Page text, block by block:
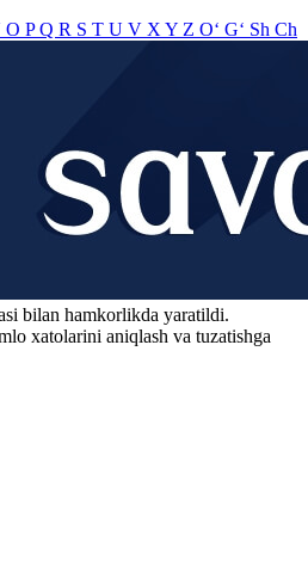
O PQ R S T U V X Y Z O‘ G‘ Sh Ch
bilan hamkorlikda yaratildi.
xatolarini aniqlash va tuzatishga